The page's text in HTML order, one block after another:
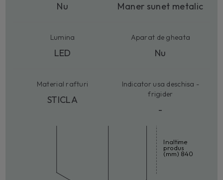
Nu Maner sunet metalic
Lumina
LED
Aparat de gheata
Nu
Material rafturi
STICLA
Indicator usa deschisa -
frigider
-
Inaltime
produs
(mm) 840